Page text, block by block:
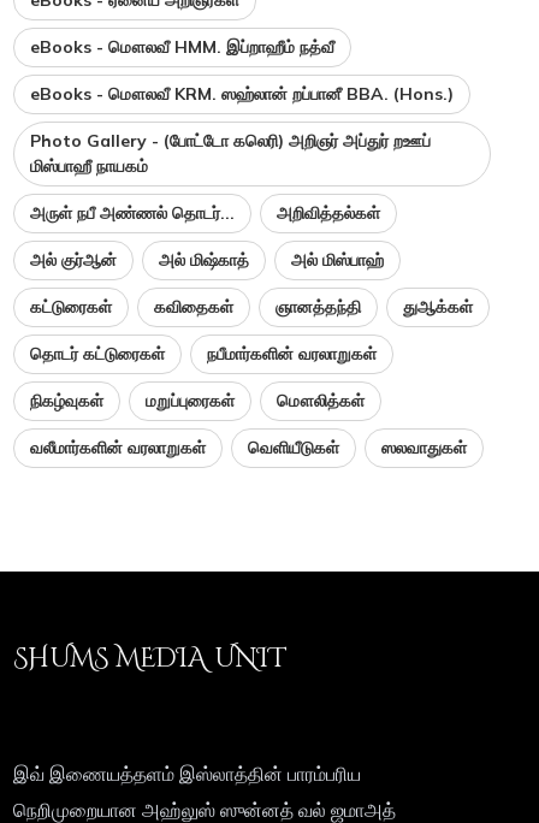
eBooks - மௌலவீ HMM. இப்றாஹீம் நத்வீ
eBooks - மௌலவீ KRM. ஸஹ்லான் றப்பானீ BBA. (Hons.)
Photo Gallery - (போட்டோ கலெரி) அறிஞர் அப்துர் றஊப்
மிஸ்பாஹீ நாயகம்
அருள் நபீ அண்ணல் தொடர்... அறிவித்தல்கள்
அல் குர்ஆன் அல் மிஷ்காத் அல் மிஸ்பாஹ்
கட்டுரைகள் கவிதைகள் ஞானத்தந்தி துஆக்கள்
தொடர் கட்டுரைகள் நபீமார்களின் வரலாறுகள்
நிகழ்வுகள் மறுப்புரைகள் மௌலித்கள்
வலீமார்களின் வரலாறுகள் வெளியீடுகள் ஸலவாதுகள்
SHUMS MEDIA UNIT
இவ் இணையத்தளம் இஸ்லாத்தின் பாரம்பரிய
நெறிமுறையான அஹ்லுஸ் ஸுன்னத் வல் ஜமாஅத்